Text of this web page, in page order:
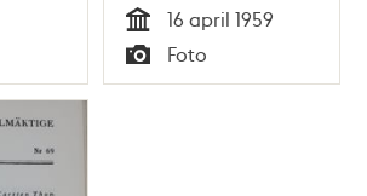
Tid
16 april 1959
Typ
Foto